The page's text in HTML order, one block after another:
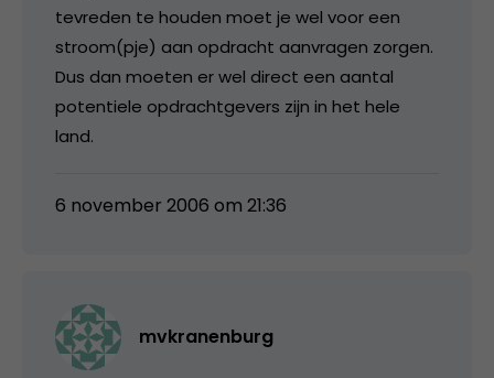
tevreden te houden moet je wel voor een
stroom(pje) aan opdracht aanvragen zorgen.
Dus dan moeten er wel direct een aantal
potentiele opdrachtgevers zijn in het hele
land.
6 november 2006 om 21:36
mvkranenburg